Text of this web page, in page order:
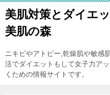
美肌対策とダイエ
美肌の森
ニキビやアトピー,乾燥肌や敏感
活でダイエットもして女子力ア
くための情報サイトです。